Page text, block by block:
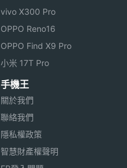
vivo X300 Pro
OPPO Reno16
OPPO Find X9 Pro
小米 17T Pro
手機王
關於我們
聯絡我們
隱私權政策
智慧財產權聲明